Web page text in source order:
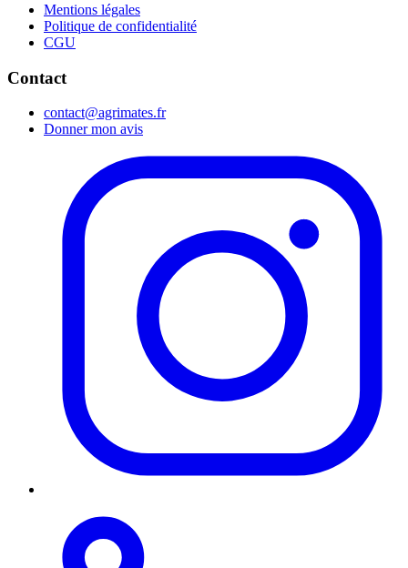
Mentions légales
Politique de confidentialité
CGU
Contact
contact@agrimates.fr
Donner mon avis